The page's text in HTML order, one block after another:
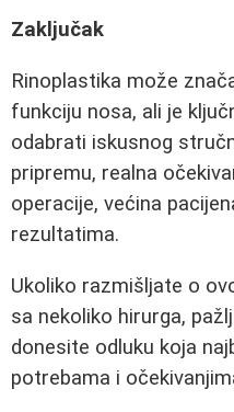
Zaključak
Rinoplastika može
funkciju nosa, ali je
odabrati iskusnog
pripremu, realna
operacije, većina
rezultatima.
Ukoliko razmišljate o
sa nekoliko hirurga,
donesite odluku koja
potrebama i